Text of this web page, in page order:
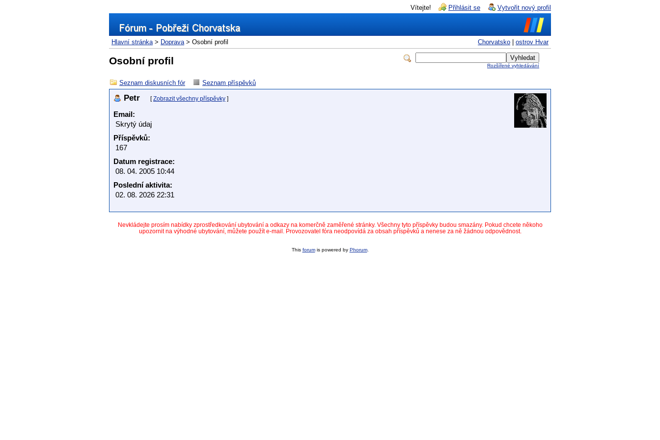
Vítejte! Přihlásit se Vytvořit nový profil
Chorvatsko ostrov Hvar
Hlavní stránka> Doprava> Osobní profil
Rozšířené vyhledávání
Osobní profil
Seznam diskusních fór Seznam příspěvků
Petr [Zobrazit všechny příspěvky ]
Email:
Skrytý údaj
Příspěvků:
167
Datum registrace:
08. 04. 2005 10:44
Poslední aktivita:
02. 08. 2026 22:31
Nevkládejte prosím nabídky zprostředkování ubytování a odkazy na komerčně zaměřené stránky. Všechny tyto příspěvky budou smazány. Pokud chcete někoho
upozornit na výhodné ubytování, můžete použít e-mail. Provozovatel fóra neodpovídá za obsah příspěvků a nenese za ně žádnou odpovědnost.
This forumis powered by Phorum.